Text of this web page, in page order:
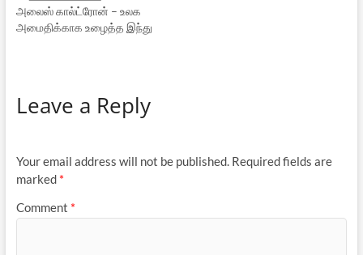
அலைஸ் கால்ட்ரோன் – உலக
அமைதிக்காக உழைத்த இந்து
Leave a Reply
Your email address will not be published. Required fields are
marked *
Comment *